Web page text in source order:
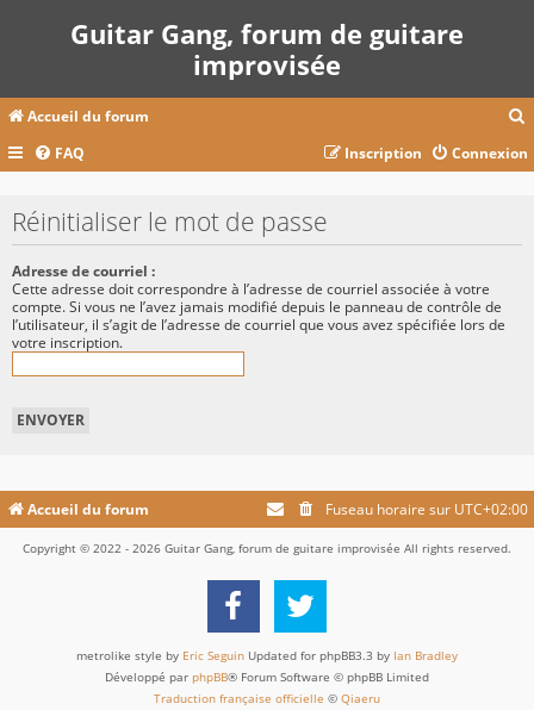
Guitar Gang, forum de guitare
improvisée
Accueil du forum
c
FAQ Connexion
Inscription
Réinitialiser le mot de passe
Adresse de courriel :
Cette adresse doit correspondre à l’adresse de courriel associée à votre
compte. Si vous ne l’avez jamais modifié depuis le panneau de contrôle de
l’utilisateur, il s’agit de l’adresse de courriel que vous avez spécifiée lors de
votre inscription.
Accueil du forum Fuseau horaire sur UTC+02:00
Copyright © 2022 - 2026 Guitar Gang, forum de guitare improvisée All rights reserved.
metrolike style by Eric Seguin Updated for phpBB3.3 by Ian Bradley
Développé par phpBB® Forum Software © phpBB Limited
Traduction française officielle © Qiaeru